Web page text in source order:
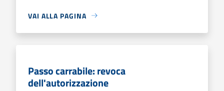
VAI ALLA PAGINA
Passo carrabile: revoca
dell'autorizzazione